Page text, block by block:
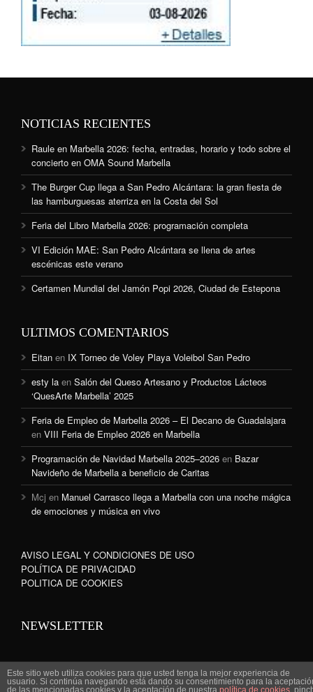
NOTICIAS RECIENTES
Raule en Marbella 2026: fecha, entradas, horario y todo sobre el
concierto en OMA Sound Marbella
The Burger Cup llega a San Pedro Alcántara: la gran fiesta de
las hamburguesas aterriza en la Costa del Sol
Feria del Libro Marbella 2026: programación completa
VI Edición MAE: San Pedro Alcántara se llena de artes
escénicas este verano
Certamen Mundial del Jamón Popi 2026, Ciudad de Estepona
ULTIMOS COMENTARIOS
Eitan en IX Torneo de Voley Playa Voleibol San Pedro
esty la en Salón del Queso Artesano y Productos Lácteos
‘QuesArte Marbella’ 2025
Feria de Empleo de Marbella 2026 – El Decano de Guadalajara
en VIII Feria de Empleo 2026 en Marbella
Programación de Navidad Marbella 2025–2026 en Bazar
Navideño de Marbella a beneficio de Caritas
Mcj en Manuel Carrasco llega a Marbella con una noche mágica
de emociones y música en vivo
AVISO LEGAL Y CONDICIONES DE USO
POLÍTICA DE PRIVACIDAD
POLITICA DE COOKIES
NEWSLETTER
Este sitio web utiliza cookies para que usted tenga la mejor experiencia de
usuario. Si continúa navegando está dando su consentimiento para la
de las mencionadas cookies y la aceptación de nuestra política de cookies ,